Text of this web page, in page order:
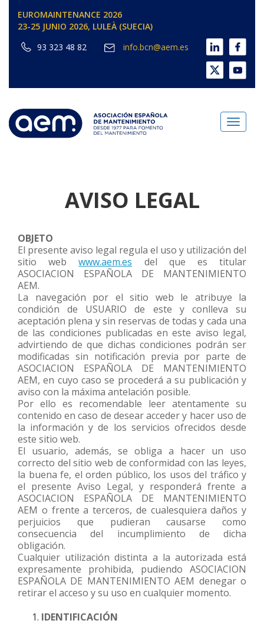
EUROMAINTENANCE 2026
23-25 JUNIO 2026, LULEÀ (SUECIA)
93 323 48 82
info.bcn@aem.es
Toggle
AVISO LEGAL
OBJETO
El presente aviso legal regula el uso y utilización del
sitio webwww.aem.es del que es titular
ASOCIACION ESPAÑOLA DE MANTENIMIENTO
AEM.
La navegación por el sitio web le atribuye la
condición de USUARIO de este y conlleva su
aceptación plena y sin reservas de todas y cada una
de las condiciones publicadas en este aviso legal,
advirtiendo de que dichas condiciones podrán ser
modificadas sin notificación previa por parte de
ASOCIACION ESPAÑOLA DE MANTENIMIENTO
AEM, en cuyo caso se procederá a su publicación y
aviso con la máxima antelación posible.
Por ello es recomendable leer atentamente su
contenido en caso de desear acceder y hacer uso de
la información y de los servicios ofrecidos desde
este sitio web.
El usuario, además, se obliga a hacer un uso
correcto del sitio web de conformidad con las leyes,
la buena fe, el orden público, los usos del tráfico y
el presente Aviso Legal, y responderá frente a
ASOCIACION ESPAÑOLA DE MANTENIMIENTO
AEM o frente a terceros, de cualesquiera daños y
perjuicios que pudieran causarse como
consecuencia del incumplimiento de dicha
obligación.
Cualquier utilización distinta a la autorizada está
expresamente prohibida, pudiendo ASOCIACION
ESPAÑOLA DE MANTENIMIENTO AEM denegar o
retirar el acceso y su uso en cualquier momento.
IDENTIFICACIÓN